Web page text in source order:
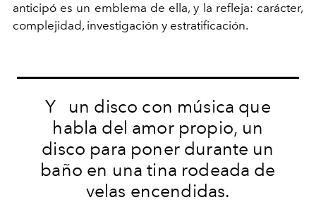
anticipó es un emblema de ella, y la refleja: carácter,
complejidad, investigación y estratificación.
Y
un disco con música que
habla del amor propio, un
disco para poner durante un
baño en una tina rodeada de
velas encendidas.